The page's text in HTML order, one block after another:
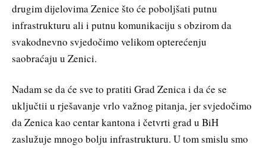
drugim dijelovima Zenice što će poboljšati putnu
infrastrukturu ali i putnu komunikaciju s obzirom da
svakodnevno svjedočimo velikom opterećenju
saobraćaju u Zenici.
Nadam se da će sve to pratiti Grad Zenica i da će se
uključtii u rješavanje vrlo važnog pitanja, jer svjedočimo
da Zenica kao centar kantona i četvrti grad u BiH
zaslužuje mnogo bolju infrastrukturu. U tom smislu smo